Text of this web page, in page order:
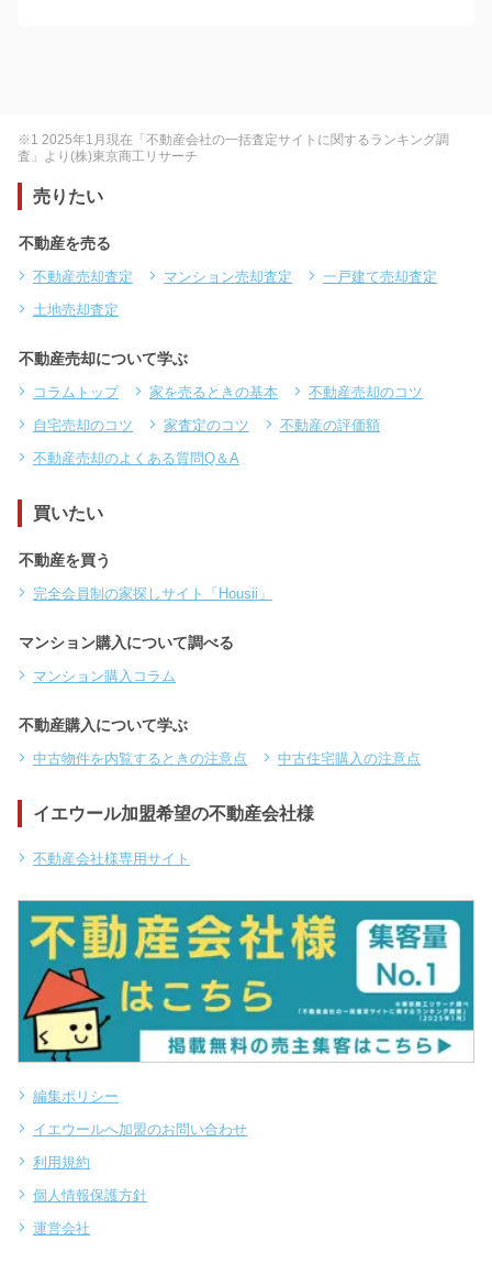
※1 2025年1月現在「不動産会社の一括査定サイトに関するランキング調
査」より(株)東京商工リサーチ
売りたい
不動産を売る
不動産売却査定 マンション売却査定
一戸建て売却査定
土地売却査定
不動産売却について学ぶ
コラムトップ 家を売るときの基本
不動産売却のコツ
自宅売却のコツ
家査定のコツ
不動産の評価額
不動産売却のよくある質問Q＆A
買いたい
不動産を買う
完全会員制の家探しサイト「Housii」
マンション購入について調べる
マンション購入コラム
不動産購入について学ぶ
中古物件を内覧するときの注意点 中古住宅購入の注意点
イエウール加盟希望の不動産会社様
不動産会社様専用サイト
編集ポリシー
イエウールへ加盟のお問い合わせ
利用規約
個人情報保護方針
運営会社